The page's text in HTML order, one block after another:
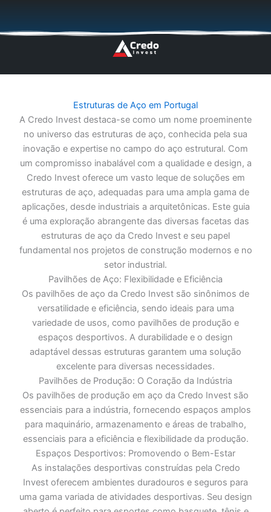
content
Estruturas de Aço em Portugal
A Credo Invest destaca-se como um nome proeminente
no universo das estruturas de aço, conhecida pela sua
inovação e expertise no campo do aço estrutural. Com
um compromisso inabalável com a qualidade e design, a
Credo Invest oferece um vasto leque de soluções em
estruturas de aço, adequadas para uma ampla gama de
aplicações, desde industriais a arquitetônicas. Este guia
é uma exploração abrangente das diversas facetas das
estruturas de aço da Credo Invest e seu papel
fundamental nos projetos de construção modernos e no
setor industrial.
Pavilhões de Aço: Flexibilidade e Eficiência
Os pavilhões de aço da Credo Invest são sinônimos de
versatilidade e eficiência, sendo ideais para uma
variedade de usos, como pavilhões de produção e
espaços desportivos. A durabilidade e o design
adaptável dessas estruturas garantem uma solução
excelente para diversas necessidades.
Pavilhões de Produção: O Coração da Indústria
Os pavilhões de produção em aço da Credo Invest são
essenciais para a indústria, fornecendo espaços amplos
para maquinário, armazenamento e áreas de trabalho,
essenciais para a eficiência e flexibilidade da produção.
Espaços Desportivos: Promovendo o Bem-Estar
As instalações desportivas construídas pela Credo
Invest oferecem ambientes duradouros e seguros para
uma gama variada de atividades desportivas. Seu design